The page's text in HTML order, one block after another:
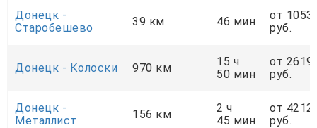
Донецк -
Старобешево
39 км 46 мин
от 1053
руб.
Донецк - Колоски 970 км
15 ч
50 мин
от
руб.
Донецк -
Металлист
156 км
2 ч
45 мин
от 4212
руб.